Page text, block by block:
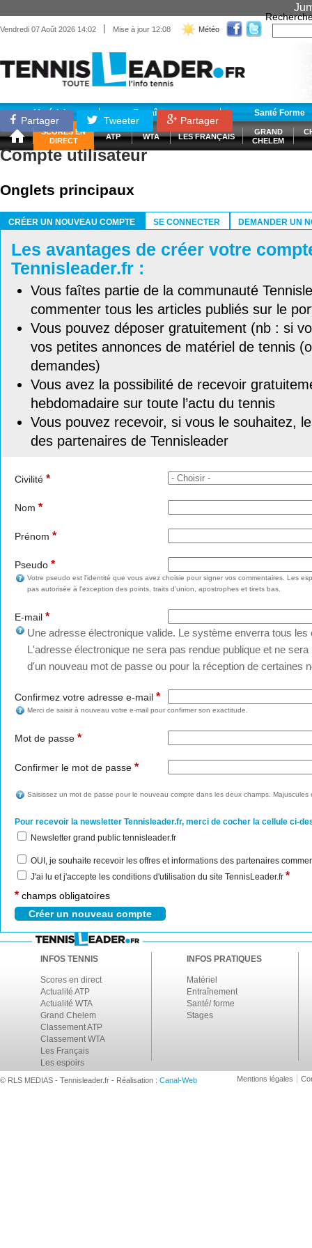
Vendredi 07 Août 2026 14:02 | Mise à jour 12:08 Météo
Matériel Entraînement Santé Forme
SCORES EN
DIRECT
ATP WTA LES FRANÇAIS
GRAND
CHELEM
Partager Tweeter Partager
Compte utilisateur
Onglets principaux
CRÉER UN NOUVEAU COMPTE
SE CONNECTER DEMANDER UN
Les avantages de créer votre
Tennisleader.fr :
Vous faîtes partie de la communauté
commenter tous les articles publiés sur le
Vous pouvez déposer gratuitement (nb : si
vos petites annonces de matériel de tennis
demandes)
Vous avez la possibilité de recevoir
hebdomadaire sur toute l’actu du tennis
Vous pouvez recevoir, si vous le souhaitez,
des partenaires de Tennisleader
Civilité *
Nom *
Prénom *
Pseudo *
Votre pseudo est l'identité que vous avez choisie pour signer vos commentaires. Les
pas autorisée à l'exception des points, traits d'union, apostrophes et tirets bas.
E-mail *
Une adresse électronique valide. Le système enverra tous
L'adresse électronique ne sera pas rendue publique et ne
d'un nouveau mot de passe ou pour la réception de certaines
Confirmez votre adresse e-mail *
Merci de saisir à nouveau votre e-mail pour confirmer son exactitude.
Mot de passe *
Confirmer le mot de passe *
Saisissez un mot de passe pour le nouveau compte dans les deux champs. Majuscules
Pour recevoir la newsletter Tennisleader.fr, merci de cocher la cellule ci-
Newsletter grand public tennisleader.fr
OUI, je souhaite recevoir les offres et informations des partenaires
J'ai lu et j'accepte les conditions d'utilisation du site TennisLeader.fr *
* champs obligatoires
INFOS TENNIS
Scores en direct
Actualité ATP
Actualité WTA
Grand Chelem
Classement ATP
Classement WTA
Les Français
Les espoirs
INFOS PRATIQUES
Matériel
Entraînement
Santé/ forme
Stages
© RLS MEDIAS - Tennisleader.fr - Réalisation : Canal-Web Mentions légales